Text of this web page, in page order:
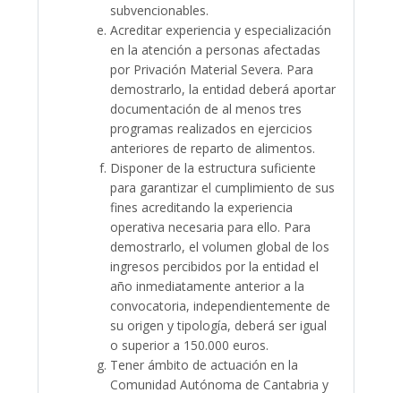
subvencionables.
Acreditar experiencia y especialización
en la atención a personas afectadas
por Privación Material Severa. Para
demostrarlo, la entidad deberá aportar
documentación de al menos tres
programas realizados en ejercicios
anteriores de reparto de alimentos.
Disponer de la estructura suficiente
para garantizar el cumplimiento de sus
fines acreditando la experiencia
operativa necesaria para ello. Para
demostrarlo, el volumen global de los
ingresos percibidos por la entidad el
año inmediatamente anterior a la
convocatoria, independientemente de
su origen y tipología, deberá ser igual
o superior a 150.000 euros.
Tener ámbito de actuación en la
Comunidad Autónoma de Cantabria y